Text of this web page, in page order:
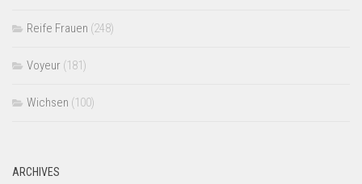
Reife Frauen (248)
Voyeur (181)
Wichsen (100)
ARCHIVES